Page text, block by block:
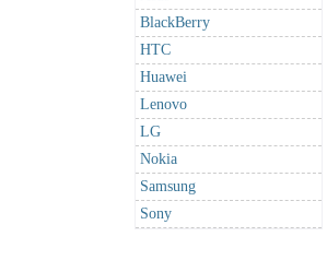
BlackBerry
HTC
Huawei
Lenovo
LG
Nokia
Samsung
Sony